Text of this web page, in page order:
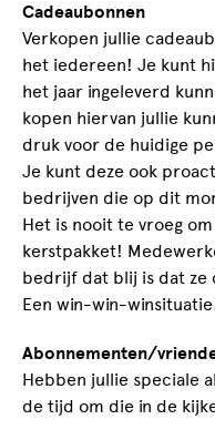
Cadeaubonnen
Verkopen jullie
het iedereen! Je kunt
het jaar ingeleverd
kopen hiervan jullie
druk voor de huidige
Je kunt deze ook
bedrijven die op dit
Het is nooit te vroeg
kerstpakket!
bedrijf dat blij is dat ze
Een win-win-
Abonnementen/
Hebben jullie speciale
de tijd om die in de